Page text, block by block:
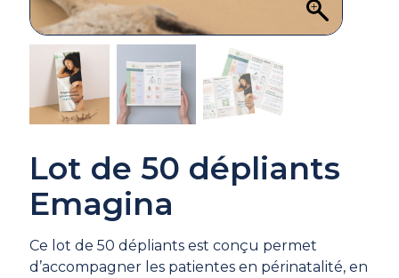
Lot de 50 dépliants
Emagina
Ce lot de 50 dépliants est conçu permet
d’accompagner les patientes en périnatalité, en